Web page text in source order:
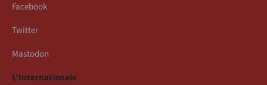
Facebook
Twitter
Mastodon
L’Internationale